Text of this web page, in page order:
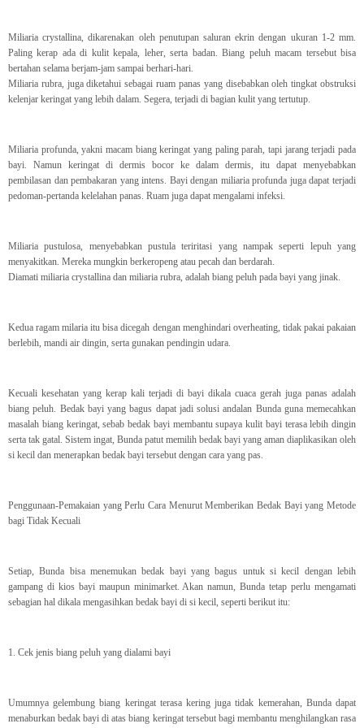
Miliaria crystallina, dikarenakan oleh penutupan saluran ekrin dengan ukuran 1-2 mm.
Paling kerap ada di kulit kepala, leher, serta badan. Biang peluh macam tersebut bisa
bertahan selama berjam-jam sampai berhari-hari.
Miliaria rubra, juga diketahui sebagai ruam panas yang disebabkan oleh tingkat obstruksi
kelenjar keringat yang lebih dalam. Segera, terjadi di bagian kulit yang tertutup.
Miliaria profunda, yakni macam biang keringat yang paling parah, tapi jarang terjadi pada
bayi. Namun keringat di dermis bocor ke dalam dermis, itu dapat menyebabkan
pembilasan dan pembakaran yang intens. Bayi dengan miliaria profunda juga dapat terjadi
pedoman-pertanda kelelahan panas. Ruam juga dapat mengalami infeksi.
Miliaria pustulosa, menyebabkan pustula teriritasi yang nampak seperti lepuh yang
menyakitkan. Mereka mungkin berkeropeng atau pecah dan berdarah.
Diamati miliaria crystallina dan miliaria rubra, adalah biang peluh pada bayi yang jinak.
Kedua ragam milaria itu bisa dicegah dengan menghindari overheating, tidak pakai pakaian
berlebih, mandi air dingin, serta gunakan pendingin udara.
Kecuali kesehatan yang kerap kali terjadi di bayi dikala cuaca gerah juga panas adalah
biang peluh. Bedak bayi yang bagus dapat jadi solusi andalan Bunda guna memecahkan
masalah biang keringat, sebab bedak bayi membantu supaya kulit bayi terasa lebih dingin
serta tak gatal. Sistem ingat, Bunda patut memilih bedak bayi yang aman diaplikasikan oleh
si kecil dan menerapkan bedak bayi tersebut dengan cara yang pas.
Penggunaan-Pemakaian yang Perlu Cara Menurut Memberikan Bedak Bayi yang Metode
bagi Tidak Kecuali
Setiap, Bunda bisa menemukan bedak bayi yang bagus untuk si kecil dengan lebih
gampang di kios bayi maupun minimarket. Akan namun, Bunda tetap perlu mengamati
sebagian hal dikala mengasihkan bedak bayi di si kecil, seperti berikut itu:
1. Cek jenis biang peluh yang dialami bayi
Umumnya gelembung biang keringat terasa kering juga tidak kemerahan, Bunda dapat
menaburkan bedak bayi di atas biang keringat tersebut bagi membantu menghilangkan rasa